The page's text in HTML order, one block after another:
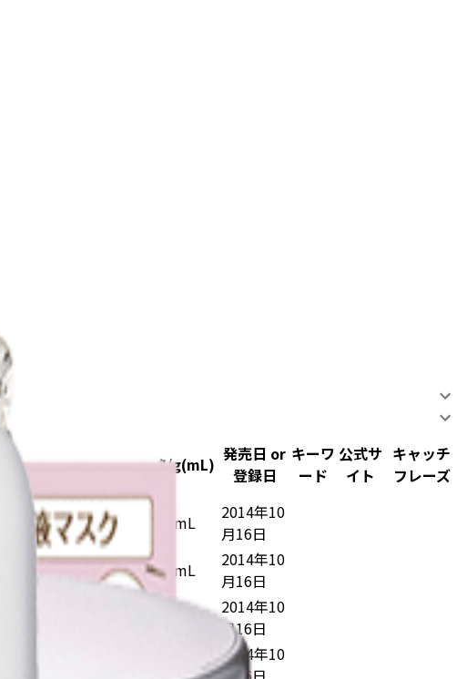
価格 容量 価格/g(mL) 発売日 or
登録日
キーワ
ード
公式サ
イト
キャッチ
フレーズ
4,180 500mL 8.4円/mL
2014年10
月16日
4,400 500mL 8.8円/mL
2014年10
月16日
2014年10
月16日
2014年10